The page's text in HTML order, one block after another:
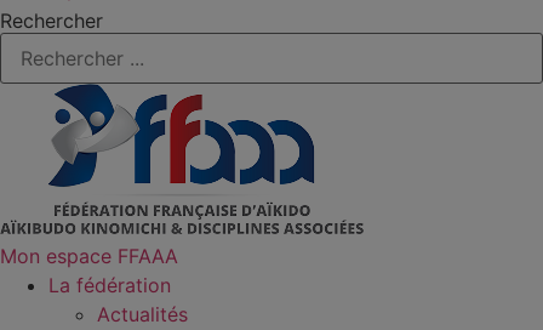
Rechercher
Mon espace FFAAA
La fédération
Actualités